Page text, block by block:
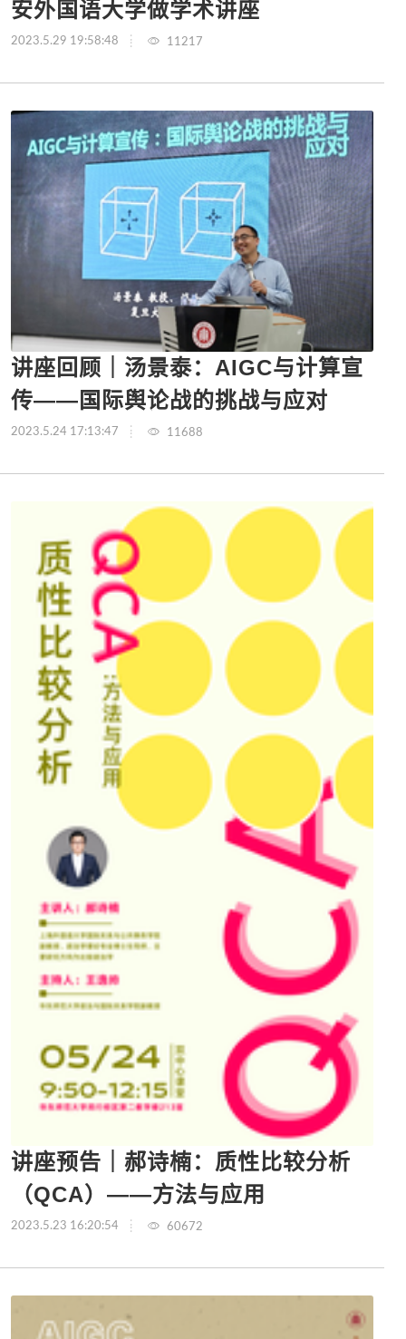
安外国语大学做学术讲座
2023.5.29 19:58:48 11217
讲座回顾｜汤景泰：AIGC与计算宣
传——国际舆论战的挑战与应对
2023.5.24 17:13:47 11688
讲座预告｜郝诗楠：质性比较分析
（QCA）——方法与应用
2023.5.23 16:20:54 60672